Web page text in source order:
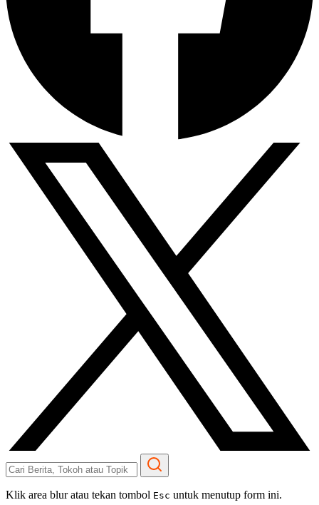
Klik area blur atau tekan tombol Esc untuk menutup form ini.